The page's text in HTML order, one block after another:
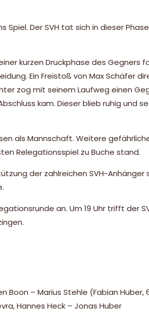
Der SVH tat sich in dieser
kurzen Druckphase des Gegners
Ein Freistoß von Max Schäfer
zog mit seinem Laufweg einen
kam. Dieser blieb ruhig und
als Mannschaft. Weitere
Relegationsspiel zu Buche stand.
der zahlreichen SVH-Anhänger
an. Um 19 Uhr trifft der
Boon – Marius Stehle (Fabian Huber,
Hannes Heck – Jonas Huber